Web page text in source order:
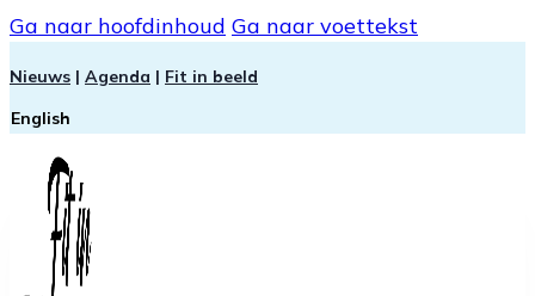
Ga naar hoofdinhoud Ga naar voettekst
Nieuws | Agenda | Fit in beeld
English